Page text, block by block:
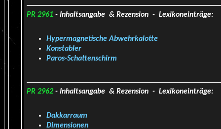
PR 2961 - Inhaltsangabe & Rezension - Lexikoneinträge:
Hypermagnetische Abwehrkalotte
Konstabler
Paros-Schattenschirm
PR 2962 - Inhaltsangabe & Rezension - Lexikoneinträge:
Dakkarraum
Dimensionen